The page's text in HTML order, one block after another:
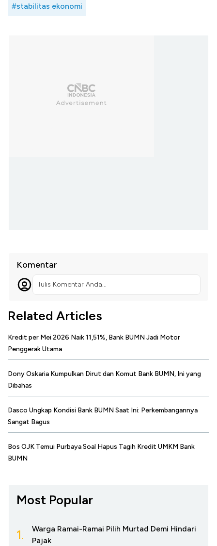
#stabilitas ekonomi
Komentar
Tulis Komentar Anda...
Related Articles
Kredit per Mei 2026 Naik 11,51%, Bank BUMN Jadi Motor
Penggerak Utama
Dony Oskaria Kumpulkan Dirut dan Komut Bank BUMN, Ini yang
Dibahas
Dasco Ungkap Kondisi Bank BUMN Saat Ini: Perkembangannya
Sangat Bagus
Bos OJK Temui Purbaya Soal Hapus Tagih Kredit UMKM Bank
BUMN
Most Popular
1.
Warga Ramai-Ramai Pilih Murtad Demi Hindari
Pajak